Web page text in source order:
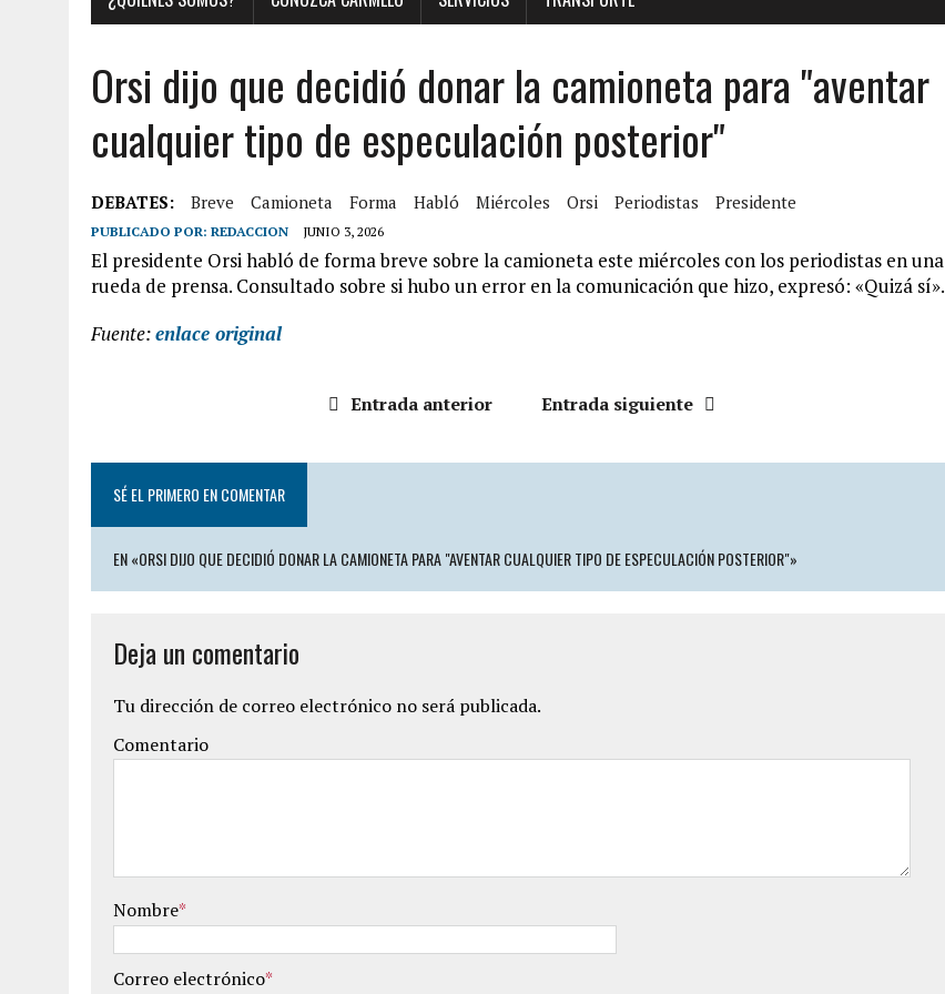
Orsi dijo que decidió donar la camioneta para "aventar
cualquier tipo de especulación posterior"
DEBATES: Breve Camioneta Forma Habló Miércoles Orsi Periodistas Presidente
PUBLICADO POR: REDACCION JUNIO 3, 2026
El presidente Orsi habló de forma breve sobre la camioneta este miércoles con los periodistas en una
rueda de prensa. Consultado sobre si hubo un error en la comunicación que hizo, expresó: «Quizá sí».
Fuente:enlace original
Entrada anterior Entrada siguiente
SÉ EL PRIMERO EN COMENTAR
EN «ORSI DIJO QUE DECIDIÓ DONAR LA CAMIONETA PARA "AVENTAR CUALQUIER TIPO DE ESPECULACIÓN POSTERIOR"»
Deja un comentario
Tu dirección de correo electrónico no será publicada.
Comentario
Nombre*
Correo electrónico*